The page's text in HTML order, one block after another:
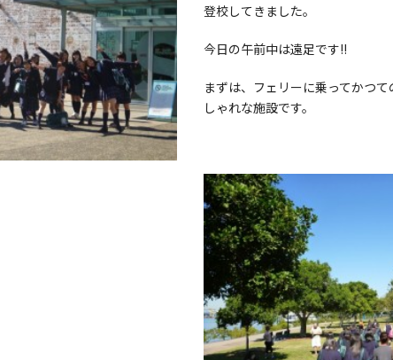
登校してきました。
今日の午前中は遠足です!!
まずは、フェリーに乗ってかつ
しゃれな施設です。